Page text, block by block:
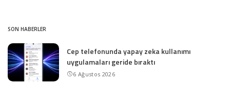
SON HABERLER
Cep telefonunda yapay zeka kullanımı
uygulamaları geride bıraktı
6 Ağustos 2026